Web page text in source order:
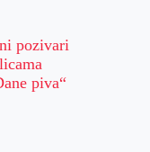
pozivari
piva“